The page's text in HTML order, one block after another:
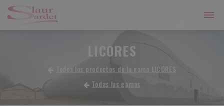
LICORES
Todos los productos de la gama LICORES
Todas las gamas